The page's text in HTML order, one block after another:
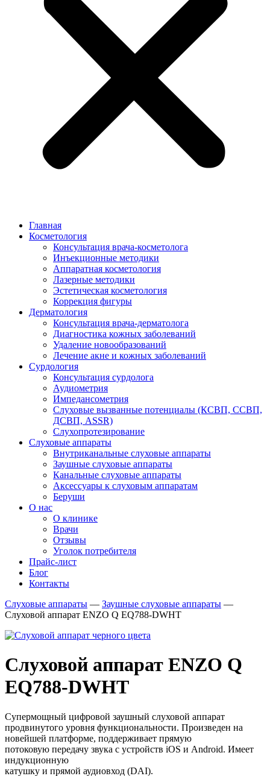
Главная
Косметология
Консультация врача-косметолога
Инъекционные методики
Аппаратная косметология
Лазерные методики
Эстетическая косметология
Коррекция фигуры
Дерматология
Консультация врача-дерматолога
Диагностика кожных заболеваний
Удаление новообразований
Лечение акне и кожных заболеваний
Сурдология
Консультация сурдолога
Аудиометрия
Импедансометрия
Слуховые вызванные потенциалы (КСВП, ССВП,
ДСВП, ASSR)
Слухопротезирование
Слуховые аппараты
Внутриканальные слуховые аппараты
Заушные слуховые аппараты
Канальные слуховые аппараты
Аксессуары к слуховым аппаратам
Беруши
О нас
О клинике
Врачи
Отзывы
Уголок потребителя
Прайс-лист
Блог
Контакты
Слуховые аппараты — Заушные слуховые аппараты —
Слуховой аппарат ENZO Q EQ788-DWHT
Слуховой аппарат ENZO Q
EQ788-DWHT
Супермощный цифровой заушный слуховой аппарат
продвинутого уровня функциональности. Произведен на
новейшей платформе, поддерживает прямую
потоковую передачу звука с устройств iOS и Android. Имеет
индукционную
катушку и прямой аудиовход (DAI).